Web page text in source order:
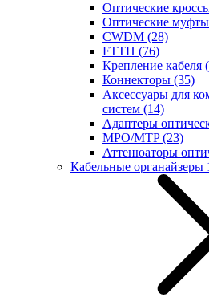
Оптические
Оптические муфты
CWDM (28)
FTTH (76)
Крепление кабеля
Коннекторы (35)
Аксессуары для
систем (14)
Адаптеры
MPO/MTP(23)
Аттенюаторы
Кабельные органайзеры